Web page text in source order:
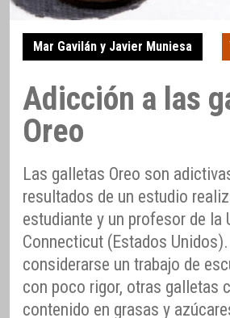
Mar Gavilán y Javier Muniesa
Adicción a las
Oreo
Las galletas Oreo son
resultados de un estudio
estudiante y un profesor de la
Connecticut (Estados
considerarse un trabajo de
con poco rigor, otras galletas
contenido en grasas y